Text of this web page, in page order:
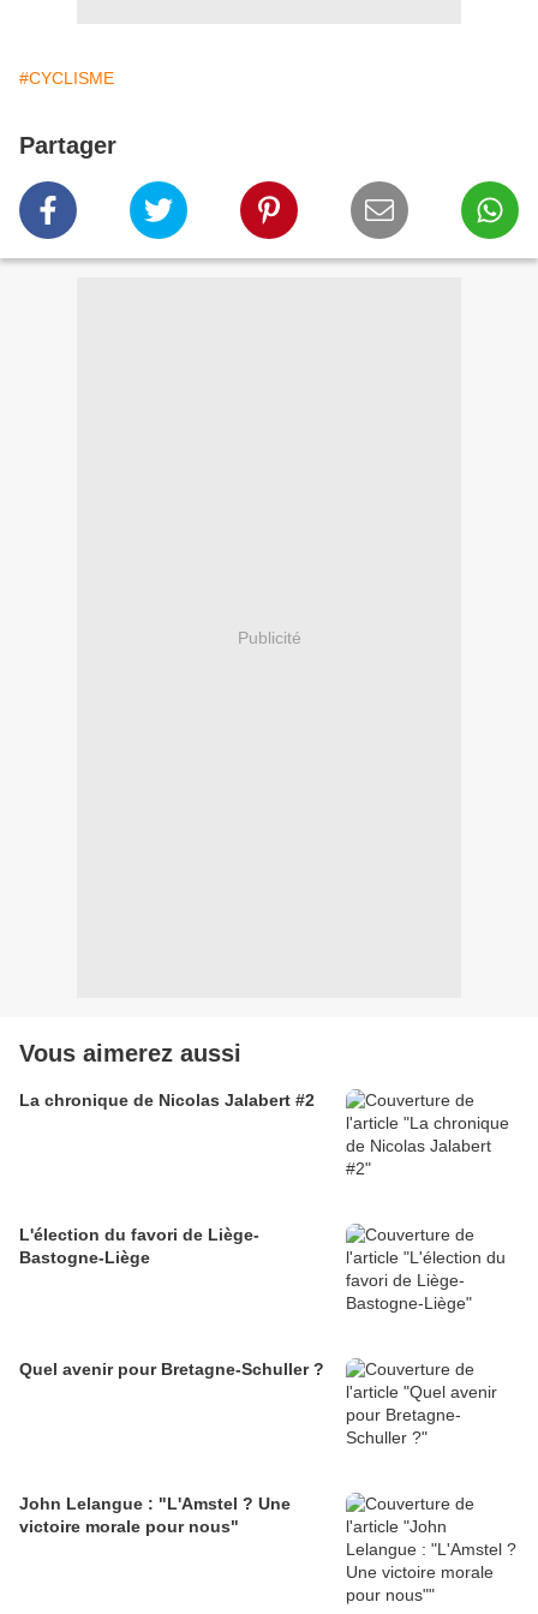
#CYCLISME
Partager
Publicité
Vous aimerez aussi
La chronique de Nicolas Jalabert #2
L'élection du favori de Liège-
Bastogne-Liège
Quel avenir pour Bretagne-Schuller ?
John Lelangue : "L'Amstel ? Une
victoire morale pour nous"